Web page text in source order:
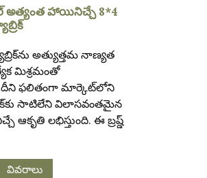
అత్యంత హాయినిచ్చే 8*4
అత్యుత్తమ నాణ్యత
మిశ్రమంతో
దీని ఫలితంగా మార్కెట్‌లోని
సాటిలేని విలాసవంతమైన
లభిస్తుంది. ఈ బ్రష్డ్
వివరాలు